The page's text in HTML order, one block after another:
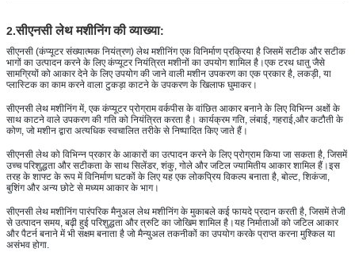
2.सीएनसी लेथ मशीनिंग की व्याख्या:
सीएनसी (कंप्यूटर संख्यात्मक नियंत्रण) लेथ मशीनिंग एक विनिर्माण प्रक्रिया है जिसमें सटीक और सटीक
भागों का उत्पादन करने के लिए कंप्यूटर नियंत्रित मशीनों का उपयोग शामिल है।एक टरथ धातु जैसे
सामग्रियों को आकार देने के लिए उपयोग की जाने वाली मशीन उपकरण का एक प्रकार है, लकड़ी, या
प्लास्टिक का काम करने वाला टुकड़ा काटने के उपकरण के खिलाफ घुमाकर।
सीएनसी लेथ मशीनिंग में, एक कंप्यूटर प्रोग्राम वर्कपीस के वांछित आकार बनाने के लिए विभिन्न अक्षों के
साथ काटने वाले उपकरण की गति को नियंत्रित करता है। कार्यक्रम गति, लंबाई, गहराई,और कटौती के
कोण, जो मशीन द्वारा अत्यधिक स्वचालित तरीके से निष्पादित किए जाते हैं।
सीएनसी लेथ को विभिन्न प्रकार के आकारों का उत्पादन करने के लिए प्रोग्राम किया जा सकता है, जिसमें
उच्च परिशुद्धता और सटीकता के साथ सिलेंडर, शंकु, गोले और जटिल ज्यामितीय आकार शामिल हैं।इस
तरह के शाफ्ट के रूप में विनिर्माण घटकों के लिए यह एक लोकप्रिय विकल्प बनाता है, बोल्ट, शिकंजा,
बुशिंग और अन्य छोटे से मध्यम आकार के भाग।
सीएनसी लेथ मशीनिंग पारंपरिक मैनुअल लेथ मशीनिंग के मुकाबले कई फायदे प्रदान करती है, जिसमें तेजी
से उत्पादन समय, बढ़ी हुई परिशुद्धता और त्रुटि का जोखिम शामिल है।यह निर्माताओं को जटिल आकार
और पैटर्न बनाने में भी सक्षम बनाता है जो मैन्युअल तकनीकों का उपयोग करके प्राप्त करना मुश्किल या
असंभव होगा.